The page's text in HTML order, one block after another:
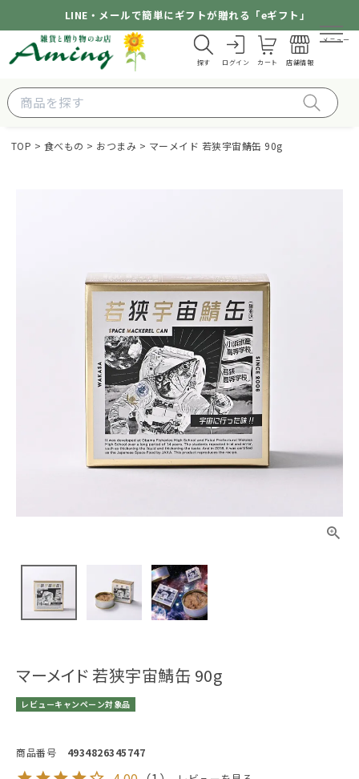
LINE・メールで簡単にギフトが贈れる「eギフト」
探す ログイン カート 店舗情報
メニュー
TOP 食べもの おつまみ マーメイド 若狭宇宙鯖缶 90g
マーメイド 若狭宇宙鯖缶 90g
レビューキャンペーン対象品
商品番号 4934826345747